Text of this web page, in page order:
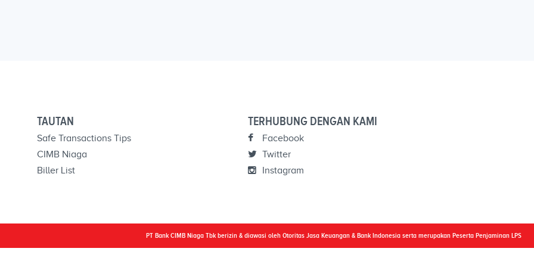
TAUTAN
Safe Transactions Tips
CIMB Niaga
Biller List
TERHUBUNG DENGAN KAMI
Facebook
Twitter
Instagram
PT Bank CIMB Niaga Tbk berizin & diawasi oleh Otoritas Jasa Keuangan & Bank Indonesia serta merupakan Peserta Penjaminan LPS